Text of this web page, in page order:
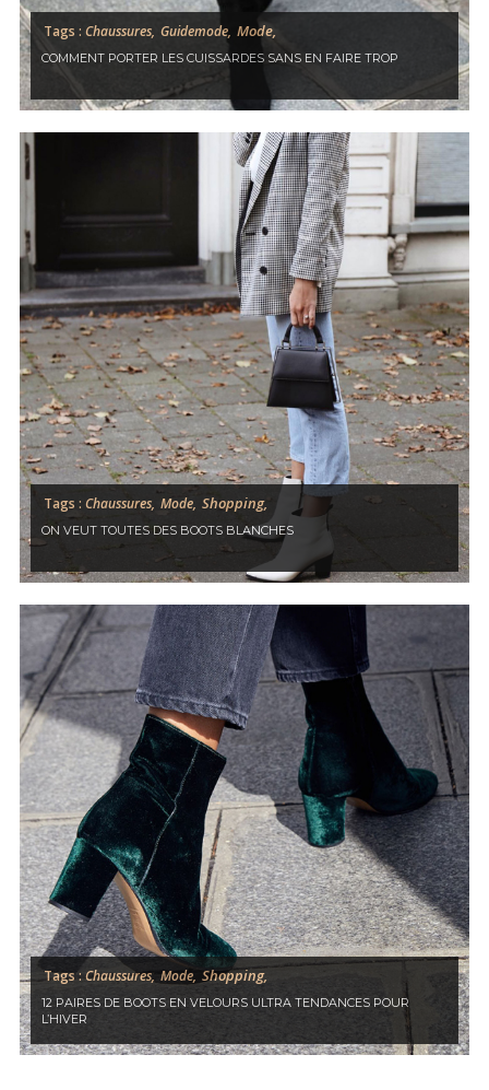
Tags : Chaussures, Guidemode, Mode,
COMMENT PORTER LES CUISSARDES SANS EN FAIRE TROP
Tags : Chaussures, Mode, Shopping,
ON VEUT TOUTES DES BOOTS BLANCHES
Tags :Chaussures, Mode, Shopping,
12 PAIRES DE BOOTS EN VELOURS ULTRA TENDANCES POUR
L’HIVER